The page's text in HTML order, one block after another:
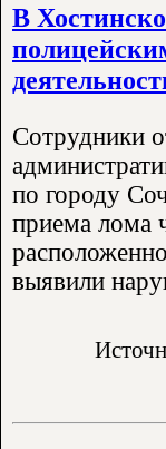
В
Сотрудники
по городу
приема лома
выявили